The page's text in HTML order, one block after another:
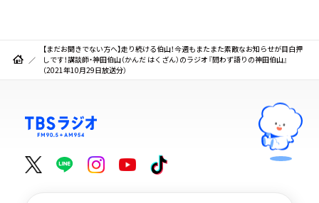
【まだお聞きでない方へ】走り続ける伯山！今週もまたまた素敵なお知らせが目白押
しです！講談師・神田伯山（かんだ はくざん）のラジオ『問わず語りの神田伯山』
（2021年10月29日放送分）